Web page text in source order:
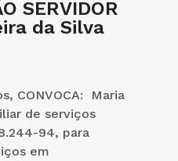
SERVIDOR
da Silva
CONVOCA: Maria
de serviços
94, para
em